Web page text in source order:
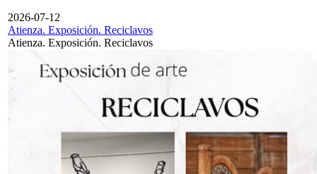
2026-07-12
Atienza. Exposición. Reciclavos
Atienza. Exposición. Reciclavos